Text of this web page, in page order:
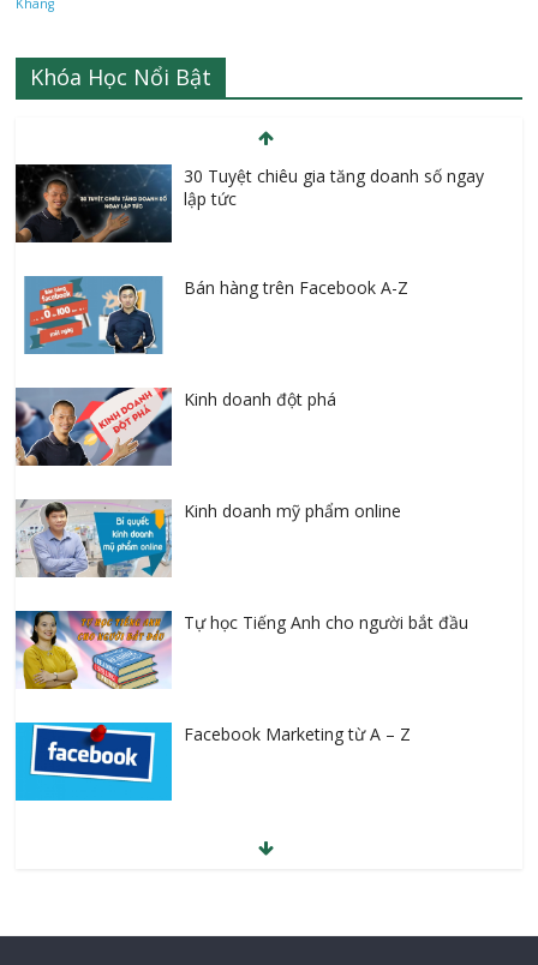
Khang
Khóa Học Nổi Bật
30 Tuyệt chiêu gia tăng doanh số ngay
lập tức
Bán hàng trên Facebook A-Z
Kinh doanh đột phá
Kinh doanh mỹ phẩm online
Tự học Tiếng Anh cho người bắt đầu
Facebook Marketing từ A – Z